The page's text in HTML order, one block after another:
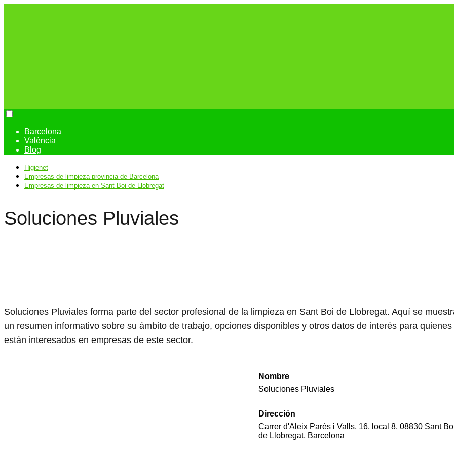
Barcelona
València
Blog
Higienet
Empresas de limpieza provincia de Barcelona
Empresas de limpieza en Sant Boi de Llobregat
Soluciones Pluviales
Soluciones Pluviales forma parte del sector profesional de la limpieza en Sant Boi de Llobregat. Aquí se
un resumen informativo sobre su ámbito de trabajo, opciones disponibles y otros datos de interés para quienes
están interesados en empresas de este sector.
Nombre
Soluciones Pluviales
Dirección
Carrer d'Aleix Parés i Valls, 16, local 8, 08830 Sant
de Llobregat, Barcelona